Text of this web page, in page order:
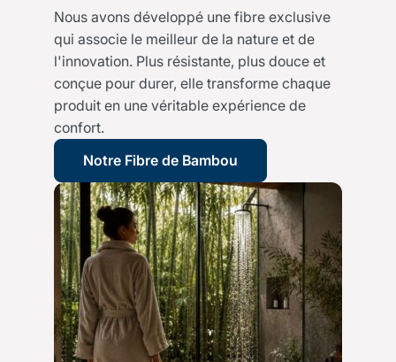
Nous avons développé une fibre exclusive
qui associe le meilleur de la nature et de
l'innovation. Plus résistante, plus douce et
conçue pour durer, elle transforme chaque
produit en une véritable expérience de
confort.
Notre Fibre de Bambou